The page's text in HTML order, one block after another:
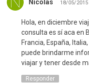
Nicolas 18/05/2015
Hola, en diciembre
consulta es sí aca en
Francia, España,
puede brindarme
viajar y tener desde
Responder